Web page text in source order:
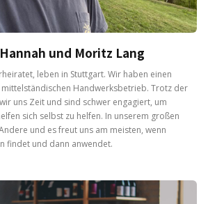
und Moritz Lang
leben in Stuttgart. Wir haben einen
Handwerksbetrieb. Trotz der
uns Zeit und sind schwer engagiert, um
sich selbst zu helfen. In unserem großen
und es freut uns am meisten, wenn
findet und dann anwendet.